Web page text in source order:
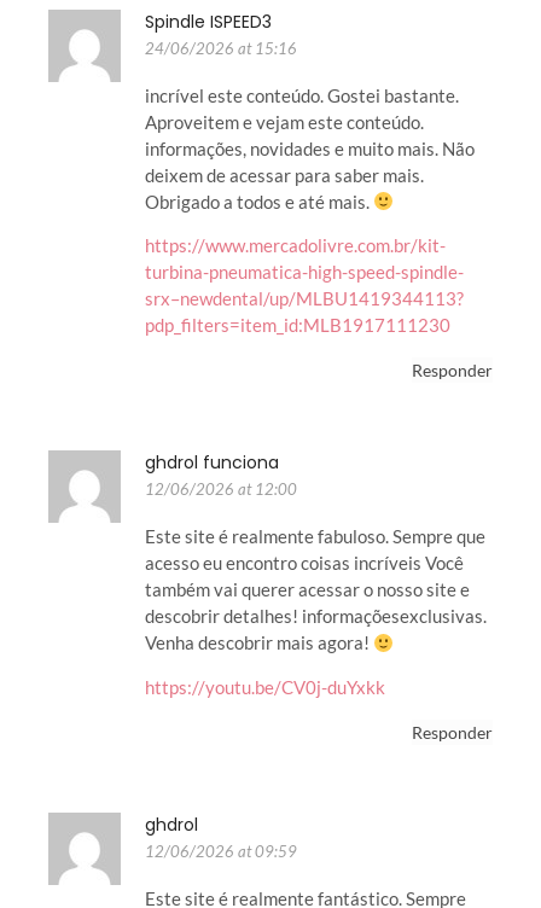
Spindle ISPEED3
24/06/2026 at 15:16
incrível este conteúdo. Gostei bastante.
Aproveitem e vejam este conteúdo.
informações, novidades e muito mais. Não
deixem de acessar para saber mais.
Obrigado a todos e até mais.
https://www.mercadolivre.com.br/kit-
turbina-pneumatica-high-speed-spindle-
srx–newdental/up/MLBU1419344113?
pdp_filters=item_id:MLB1917111230
Responder
ghdrol funciona
12/06/2026 at 12:00
Este site é realmente fabuloso. Sempre que
acesso eu encontro coisas incríveis Você
também vai querer acessar o nosso site e
descobrir detalhes! informaçõesexclusivas.
Venha descobrir mais agora!
https://youtu.be/CV0j-duYxkk
Responder
ghdrol
12/06/2026 at 09:59
Este site é realmente fantástico. Sempre